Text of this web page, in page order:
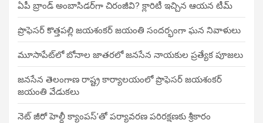
ఏపీ బ్రాండ్ అంబాసిడర్‌గా చిరంజీవి? క్లారిటీ ఇచ్చిన ఆయన టీమ్
ప్రొఫెసర్ కొత్తపల్లి జయశంకర్ జయంతి సందర్భంగా ఘన నివాళులు
మూసాపేట్‌లో బోనాల జాతరలో జనసేన నాయకుల ప్రత్యేక పూజలు
జనసేన తెలంగాణ రాష్ట్ర కార్యాలయంలో ప్రొఫెసర్ జయశంకర్
జయంతి వేడుకలు
నెట్ జీరో హెల్దీ క్యాంపస్’తో పర్యావరణ పరిరక్షణకు శ్రీకారం